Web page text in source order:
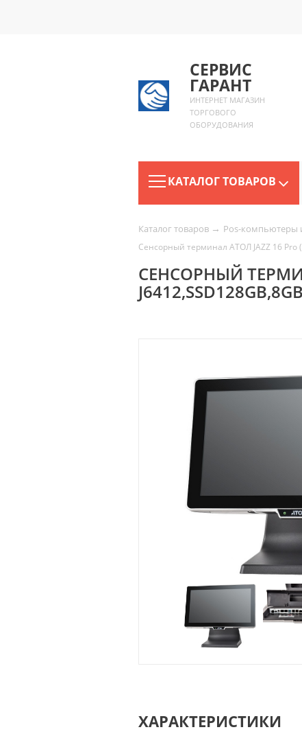
СЕРВИС
ГАРАНТ
ИНТЕРНЕТ МАГАЗИН
ТОРГОВОГО
ОБОРУДОВАНИЯ
КАТАЛОГ ТОВАРОВ
Каталог товаров → Pos-компьютеры
Сенсорный терминал АТОЛ JAZZ 16 Pro
СЕНСОРНЫЙ
ХАРАКТЕРИСТИКИ